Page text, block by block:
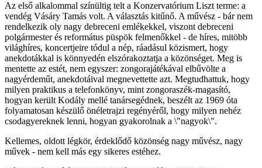
Az első alkalommal színültig telt a Konzervatórium Liszt terme: a
vendég Vásáry Tamás volt. A választás kitűnő. A művész - bár nem
rendelkezik oly nagy debreceni emlékekkel, viszont debreceni
polgármester és református püspök felmenőkkel - de híres, mitöbb
világhíres, koncertjeire tódul a nép, ráadásul közismert, hogy
anekdotákkal is könnyedén elszórakoztatja a közönséget. Meg is
mentette az estét, nem egyszer: zongorajátékával elbűvölte a
nagyérdeműt, anekdotáival megnevettette azt. Megtudhattuk, hogy
milyen praktikus a telefonkönyv, mint zongoraszék-magasító,
hogyan került Kodály mellé tanársegédnek, beszélt az 1969 óta
folyamatosan készülő önéletrajzi regényéről, hogy milyen nehéz
csodagyereknek lenni, hogyan gyakorolnak a \"nagyok\".
Kellemes, oldott légkör, érdeklődő közönség nagy művész, nagy
művek - nem kell más egy sikeres estéhez.